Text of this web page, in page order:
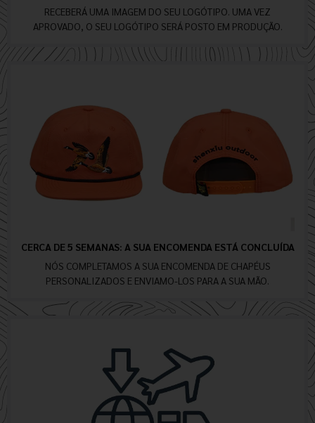
RECEBERÁ UMA IMAGEM DO SEU LOGÓTIPO. UMA VEZ
APROVADO, O SEU LOGÓTIPO SERÁ POSTO EM PRODUÇÃO.
CERCA DE 5 SEMANAS: A SUA ENCOMENDA ESTÁ CONCLUÍDA
NÓS COMPLETAMOS A SUA ENCOMENDA DE CHAPÉUS
PERSONALIZADOS E ENVIAMO-LOS PARA A SUA MÃO.